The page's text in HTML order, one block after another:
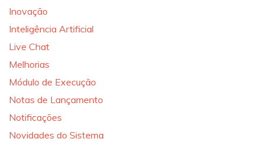
Inovação
Inteligência Artificial
Live Chat
Melhorias
Módulo de Execução
Notas de Lançamento
Notificações
Novidades do Sistema